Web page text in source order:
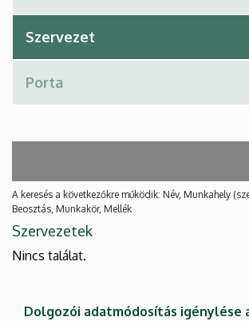
A keresés a következőkre működik: Név, Munkahely
Beosztás, Munkakör, Mellék
Szervezetek
Nincs találat.
Dolgozói adatmódosítás igénylése